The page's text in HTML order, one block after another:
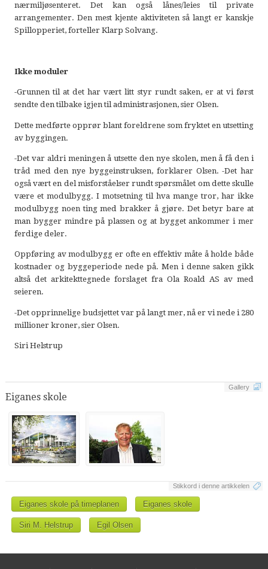
nærmiljøsenteret. Det kan også lånes/leies til private
arrangementer. Den mest kjente aktiviteten så langt er kanskje
Spillopperiet, forteller Klarp Solvang.
Ikke moduler
-Grunnen til at det har vært litt styr rundt saken, er at vi først
sendte den tilbake igjen til administrasjonen, sier Olsen.
Dette medførte opprør blant foreldrene som fryktet en utsetting
av byggingen.
-Det var aldri meningen å utsette den nye skolen, men å få den i
tråd med den nye byggeinstruksen, forklarer Olsen. -Det har
også vært en del misforståelser rundt spørsmålet om dette skulle
være et modulbygg. I motsetning til hva mange tror, har ikke
modulbygg noen ting med brakker å gjøre. Det betyr bare at
man bygger mindre på plassen og at bygget ankommer i mer
ferdige deler.
Oppføring av modulbygg er ofte en effektiv måte å holde både
kostnader og byggeperiode nede på. Men i denne saken gikk
altså det arkitekttegnede forslaget fra Ola Roald AS av med
seieren.
-Det opprinnelige budsjettet var på langt mer, nå er vi nede i 280
millioner kroner, sier Olsen.
Siri Helstrup
Gallery
Eiganes skole
Stikkord i denne artikkelen
Eiganes skole på timeplanen Eiganes skole
Siri M. Helstrup Egil Olsen